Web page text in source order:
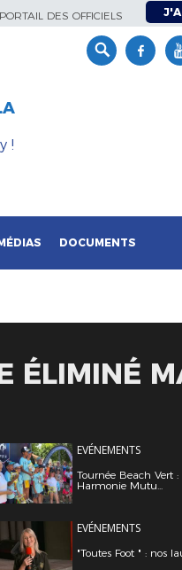
PORTAIL DES OFFICIELS
!
DOCUMENTS
ÉLIMINÉ
EVÉNEMENTS
Tournée Beach Vert :
Harmonie Mutu...
EVÉNEMENTS
"Toutes Foot " : nos